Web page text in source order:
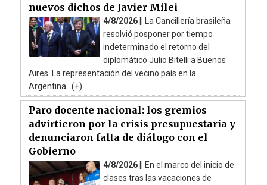
nuevos dichos de Javier Milei
4/8/2026 ||
La Cancillería brasileña
resolvió posponer por tiempo
indeterminado el retorno del
diplomático Julio Bitelli a Buenos
Aires. La representación del vecino país en la
Argentina...(+)
Paro docente nacional: los gremios
advirtieron por la crisis presupuestaria y
denunciaron falta de diálogo con el
Gobierno
4/8/2026 ||
En el marco del inicio de
clases tras las vacaciones de